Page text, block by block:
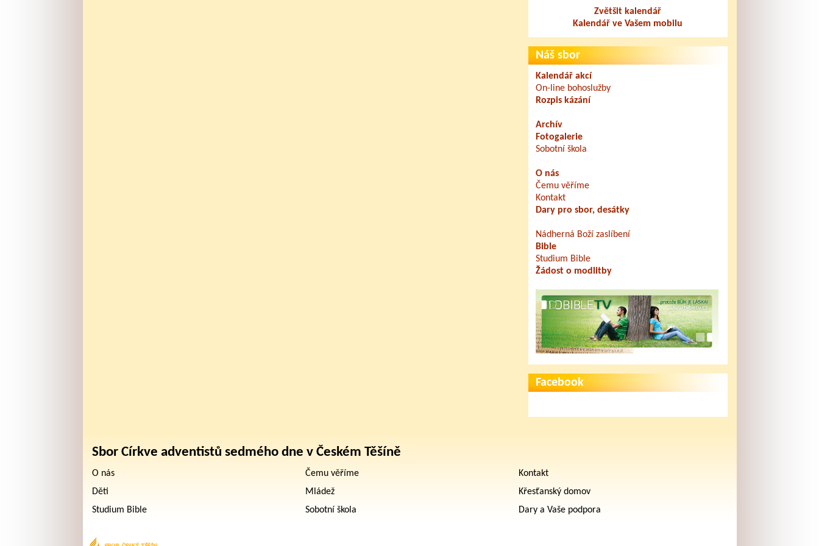
Zvětšit kalendář
Kalendář ve Vašem mobilu
Náš sbor
Kalendář akcí
On-line bohoslužby
Rozpis kázání
Archív
Fotogalerie
Sobotní škola
O nás
Čemu věříme
Kontakt
Dary pro sbor, desátky
Nádherná Boží zaslíbení
Bible
Studium Bible
Žádost o modlitby
Facebook
Sbor Církve adventistů sedmého dne v Českém Těšíně
O nás Čemu věříme
Kontakt
Děti
Mládež
Křesťanský domov
Studium Bible
Sobotní škola Dary a Vaše podpora